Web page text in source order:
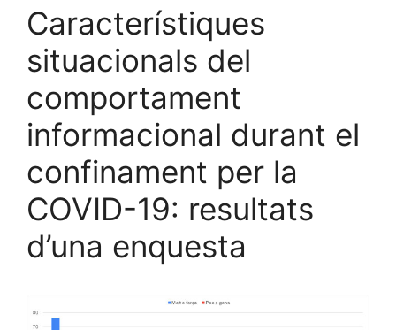
Característiques
situacionals del
comportament
informacional durant el
confinament per la
COVID-19: resultats
d’una enquesta